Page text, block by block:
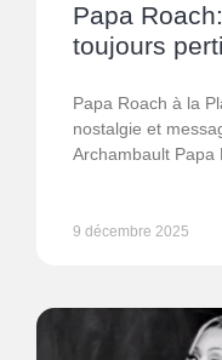
Papa
toujours
Papa Roach à la
nostalgie et
Archambault Papa
9 décembre 2025